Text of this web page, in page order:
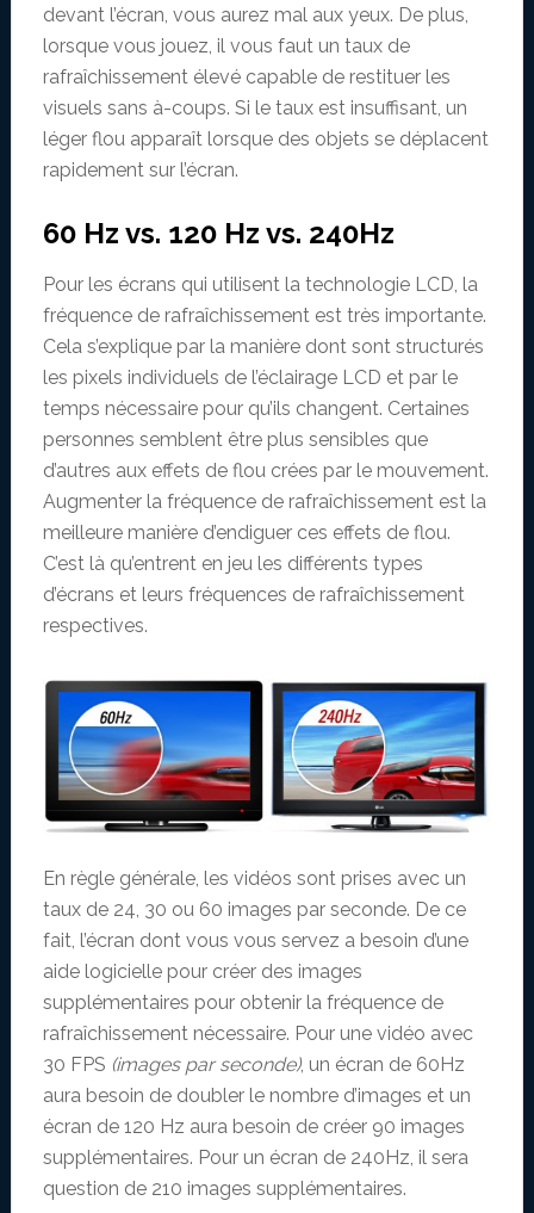
devant l’écran, vous aurez mal aux yeux. De plus,
lorsque vous jouez, il vous faut un taux de
rafraîchissement élevé capable de restituer les
visuels sans à-coups. Si le taux est insuffisant, un
léger flou apparaît lorsque des objets se déplacent
rapidement sur l’écran.
60 Hz vs. 120 Hz vs. 240Hz
Pour les écrans qui utilisent la technologie LCD, la
fréquence de rafraîchissement est très importante.
Cela s’explique par la manière dont sont structurés
les pixels individuels de l’éclairage LCD et par le
temps nécessaire pour qu’ils changent. Certaines
personnes semblent être plus sensibles que
d’autres aux effets de flou crées par le mouvement.
Augmenter la fréquence de rafraîchissement est la
meilleure manière d’endiguer ces effets de flou.
C’est là qu’entrent en jeu les différents types
d’écrans et leurs fréquences de rafraîchissement
respectives.
En règle générale, les vidéos sont prises avec un
taux de 24, 30 ou 60 images par seconde. De ce
fait, l’écran dont vous vous servez a besoin d’une
aide logicielle pour créer des images
supplémentaires pour obtenir la fréquence de
rafraîchissement nécessaire. Pour une vidéo avec
30 FPS (images par seconde), un écran de 60Hz
aura besoin de doubler le nombre d’images et un
écran de 120 Hz aura besoin de créer 90 images
supplémentaires. Pour un écran de 240Hz, il sera
question de 210 images supplémentaires.